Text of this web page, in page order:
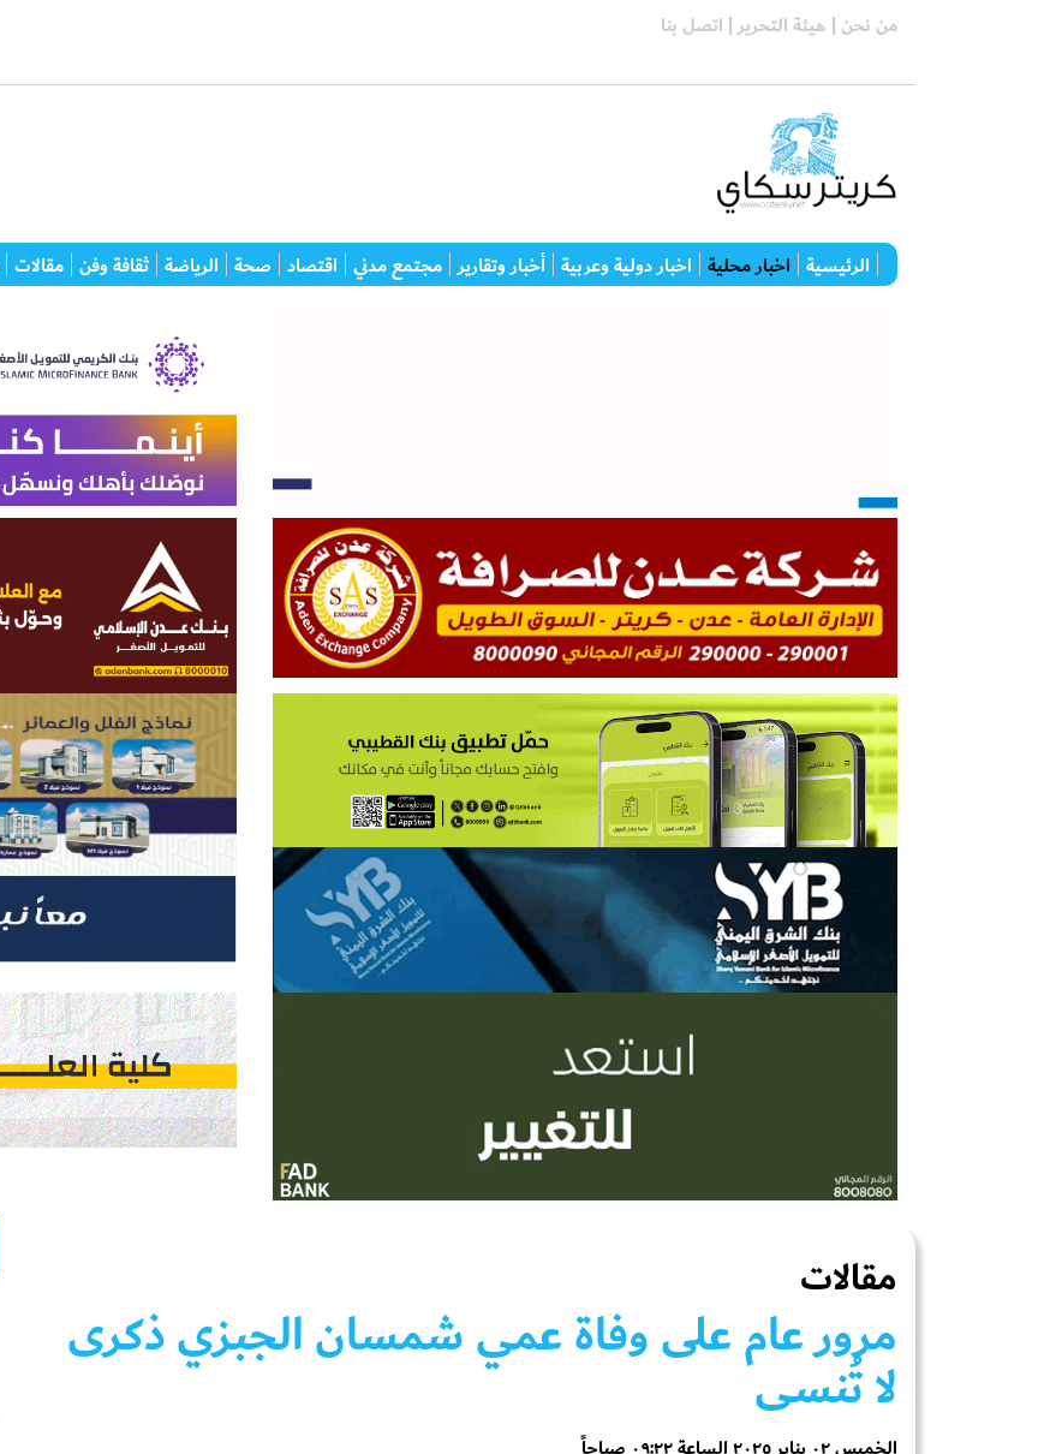
من نحن | هيئة التحرير | اتصل بنا
الرئيسية اخبار محلية اخبار دولية وعربية أخبار وتقارير مجتمع مدني اقتصاد صحة الرياضة ثقافة وفن مقالات
مقالات
مرور عام على وفاة عمي شمسان الجبزي ذكرى
لا تُنسى